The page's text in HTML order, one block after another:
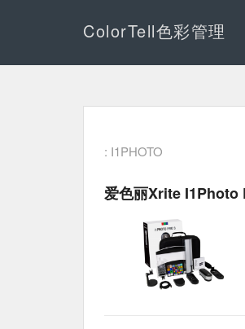
ColorTell色彩管理
: I1PHOTO
爱色丽Xrite I1Photo